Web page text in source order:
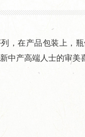
，在产品包装上，
中产高端人士的审美